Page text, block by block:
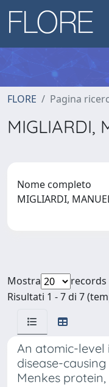
FLORE Pagina
MIGLIARDI,
Nome completo
MIGLIARDI,
Mostra
records
Risultati 1 - 7 di 7
An atomic-
disease-
Menkes protein,